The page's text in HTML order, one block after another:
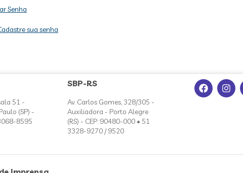
Senha
sua senha
51 -
(SP) -
8595
SBP-RS
Av. Carlos Gomes, 328/305 -
Auxiliadora - Porto Alegre
(RS) - CEP: 90480-000 • 51
3328-9270 / 9520